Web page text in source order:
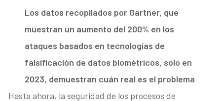
Los datos recopilados por Gartner, que
muestran un aumento del 200% en los
ataques basados en tecnologías de
falsificación de datos biométricos, solo en
2023, demuestran cuán real es el problema
Hasta ahora, la seguridad de los procesos de